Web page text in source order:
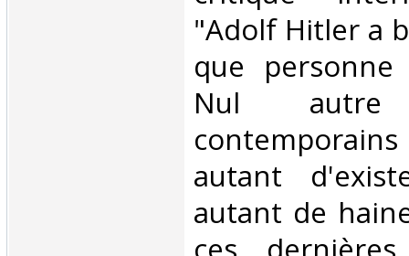
"Adolf Hitler a
que personne
Nul
autant
autant de